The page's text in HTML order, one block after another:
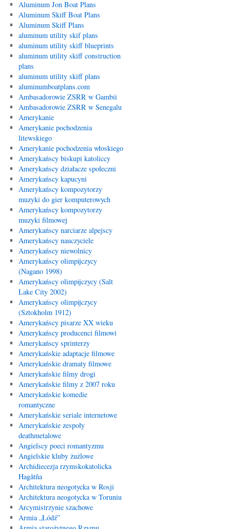
Aluminum Jon Boat Plans
Aluminum Skiff Boat Plans
Aluminum Skiff Plans
aluminum utility skif plans
aluminum utility skiff blueprints
aluminum utility skiff construction
plans
aluminum utility skiff plans
aluminumboatplans.com
Ambasadorowie ZSRR w Gambii
Ambasadorowie ZSRR w Senegalu
Amerykanie
Amerykanie pochodzenia
litewskiego
Amerykanie pochodzenia włoskiego
Amerykańscy biskupi katoliccy
Amerykańscy działacze społeczni
Amerykańscy kapucyni
Amerykańscy kompozytorzy
muzyki do gier komputerowych
Amerykańscy kompozytorzy
muzyki filmowej
Amerykańscy narciarze alpejscy
Amerykańscy nauczyciele
Amerykańscy niewolnicy
Amerykańscy olimpijczycy
(Nagano 1998)
Amerykańscy olimpijczycy (Salt
Lake City 2002)
Amerykańscy olimpijczycy
(Sztokholm 1912)
Amerykańscy pisarze XX wieku
Amerykańscy producenci filmowi
Amerykańscy sprinterzy
Amerykańskie adaptacje filmowe
Amerykańskie dramaty filmowe
Amerykańskie filmy drogi
Amerykańskie filmy z 2007 roku
Amerykańskie komedie
romantyczne
Amerykańskie seriale internetowe
Amerykańskie zespoły
deathmetalowe
Angielscy poeci romantyzmu
Angielskie kluby żużlowe
Archidiecezja rzymskokatolicka
Hagåtña
Architektura neogotycka w Rosji
Architektura neogotycka w Toruniu
Arcymistrzynie szachowe
Armia „Łódź”